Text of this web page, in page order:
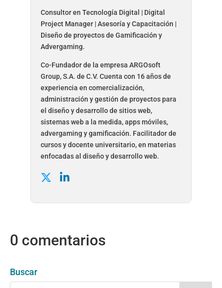
Consultor en Tecnología Digital | Digital
Project Manager | Asesoría y Capacitación |
Diseño de proyectos de Gamificación y
Advergaming.
Co-Fundador de la empresa ARGOsoft
Group, S.A. de C.V. Cuenta con 16 años de
experiencia en comercialización,
administración y gestión de proyectos para
el diseño y desarrollo de sitios web,
sistemas web a la medida, apps móviles,
advergaming y gamificación. Facilitador de
cursos y docente universitario, en materias
enfocadas al diseño y desarrollo web.
0 comentarios
Buscar